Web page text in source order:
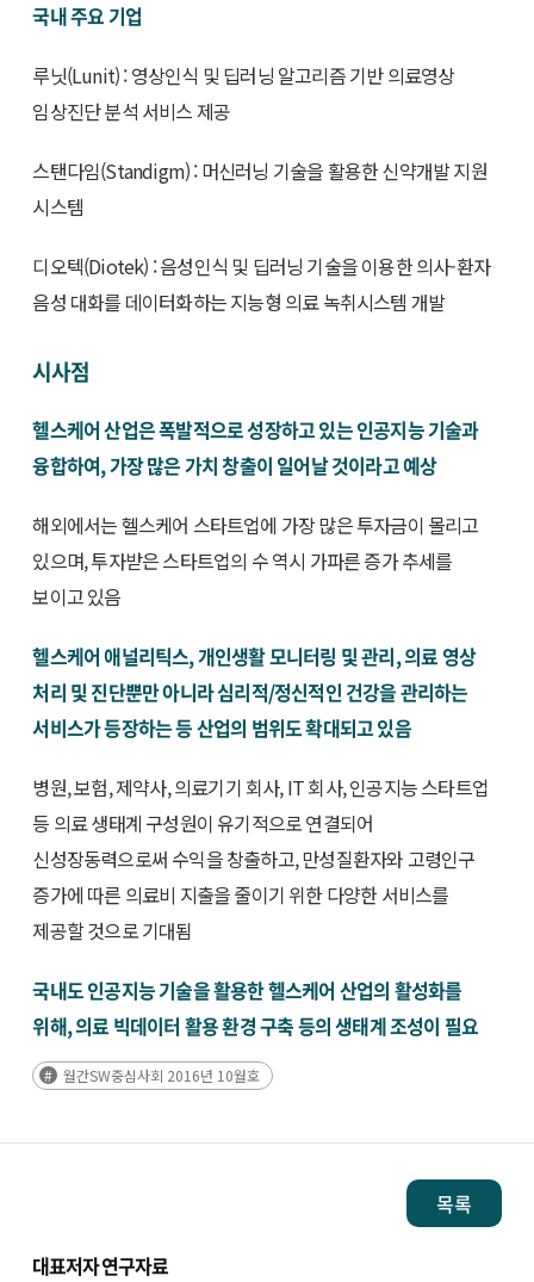
국내 주요 기업
루닛(Lunit) : 영상인식 및 딥러닝 알고리즘 기반 의료영상
임상진단 분석 서비스 제공
스탠다임(Standigm) : 머신러닝 기술을 활용한 신약개발 지원
시스템
디오텍(Diotek) : 음성인식 및 딥러닝 기술을 이용한 의사-환자
음성 대화를 데이터화하는 지능형 의료 녹취시스템 개발
시사점
헬스케어 산업은 폭발적으로 성장하고 있는 인공지능 기술과
융합하여, 가장 많은 가치 창출이 일어날 것이라고 예상
해외에서는 헬스케어 스타트업에 가장 많은 투자금이 몰리고
있으며, 투자받은 스타트업의 수 역시 가파른 증가 추세를
보이고 있음
헬스케어 애널리틱스, 개인생활 모니터링 및 관리, 의료 영상
처리 및 진단뿐만 아니라 심리적/정신적인 건강을 관리하는
서비스가 등장하는 등 산업의 범위도 확대되고 있음
병원, 보험, 제약사, 의료기기 회사, IT 회사, 인공지능 스타트업
등 의료 생태계 구성원이 유기적으로 연결되어
신성장동력으로써 수익을 창출하고, 만성질환자와 고령인구
증가에 따른 의료비 지출을 줄이기 위한 다양한 서비스를
제공할 것으로 기대됨
국내도 인공지능 기술을 활용한 헬스케어 산업의 활성화를
위해, 의료 빅데이터 활용 환경 구축 등의 생태계 조성이 필요
월간SW중심사회 2016년 10월호
목록
대표저자 연구자료